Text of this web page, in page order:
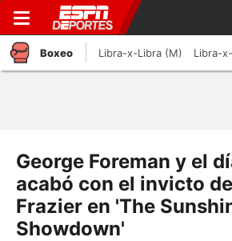
Boxeo Libra-x-Libra (M) Libra-
George Foreman y el
acabó con el invicto
Frazier en 'The
Showdown'